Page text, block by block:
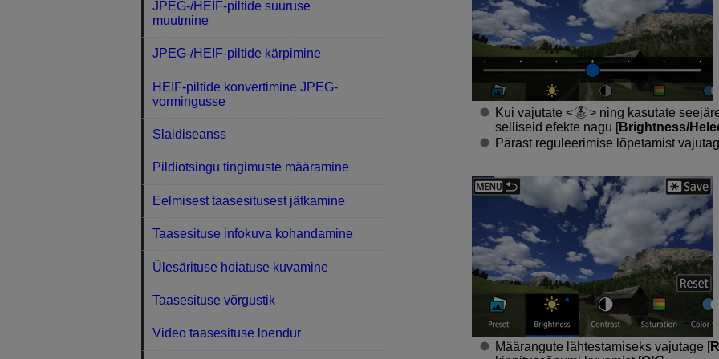
Kui vajutate
ning kasutate
selliseid efekte nagu [Brightness/
Pärast reguleerimise lõpetamist
Määrangute lähtestamiseks vajutage [
JPEG-/HEIF-piltide suuruse
muutmine
JPEG-/HEIF-piltide kärpimine
HEIF-piltide konvertimine JPEG-
vormingusse
Slaidiseanss
Pildiotsingu tingimuste määramine
Eelmisest taasesitusest jätkamine
Taasesituse infokuva kohandamine
Ülesärituse hoiatuse kuvamine
Taasesituse võrgustik
Video taasesituse loendur